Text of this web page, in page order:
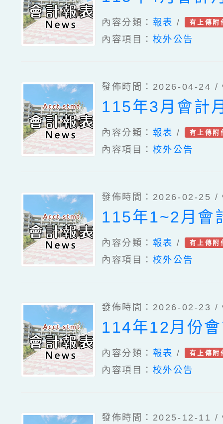
內容分類： 報表 / 有上傳附
內容項目： 校外公告
發佈時間：2026-04-24 /
115年3月會計
內容分類： 報表 / 有上傳附
內容項目： 校外公告
發佈時間：2026-02-25 /
115年1~2月會
內容分類： 報表 / 有上傳附
內容項目： 校外公告
發佈時間：2026-02-23 /
114年12月份
內容分類： 報表 / 有上傳附
內容項目： 校外公告
發佈時間：2025-12-11 /